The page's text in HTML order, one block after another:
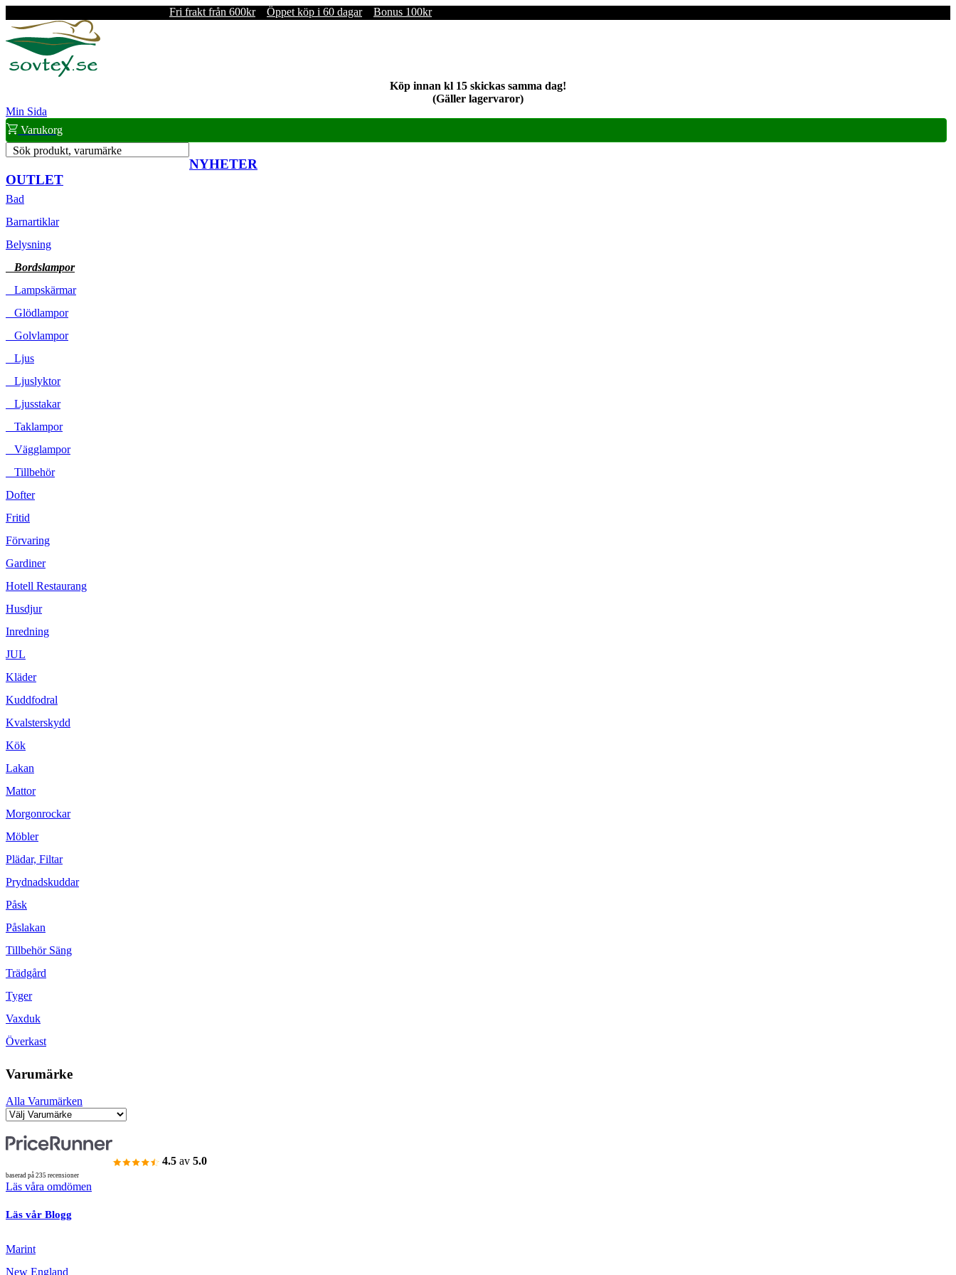
Fri frakt från 600kr Öppet köp i 60 dagar Bonus 100kr
Köp innan kl 15 skickas samma dag!
(Gäller lagervaror)
Min Sida
Varukorg
Sök produkt, varumärke
NYHETER
OUTLET
Bad
Barnartiklar
Belysning
Bordslampor
Lampskärmar
Glödlampor
Golvlampor
Ljus
Ljuslyktor
Ljusstakar
Taklampor
Vägglampor
Tillbehör
Dofter
Fritid
Förvaring
Gardiner
Hotell Restaurang
Husdjur
Inredning
JUL
Kläder
Kuddfodral
Kvalsterskydd
Kök
Lakan
Mattor
Morgonrockar
Möbler
Plädar, Filtar
Prydnadskuddar
Påsk
Påslakan
Tillbehör Säng
Trädgård
Tyger
Vaxduk
Överkast
Varumärke
Alla Varumärken
4.5 av 5.0
baserad på 235 recensioner
Läs våra omdömen
Läs vår Blogg
Marint
New England